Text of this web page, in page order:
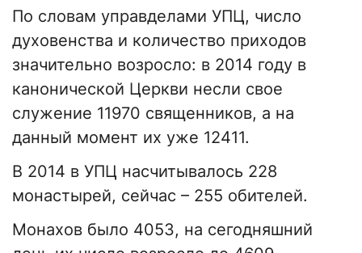
По словам управделами УПЦ, число
духовенства и количество приходов
значительно возросло: в 2014 году в
канонической Церкви несли свое
служение 11970 священников, а на
данный момент их уже 12411.
В 2014 в УПЦ насчитывалось 228
монастырей, сейчас – 255 обителей.
Монахов было 4053, на сегодняшний